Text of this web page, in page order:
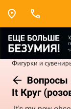
Фигурки и
Вопросы
It Круг